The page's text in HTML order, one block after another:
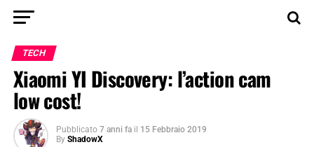
TECH
Xiaomi YI Discovery: l’action cam
low cost!
Pubblicato 7 anni fa il 15 Febbraio 2019
By ShadowX